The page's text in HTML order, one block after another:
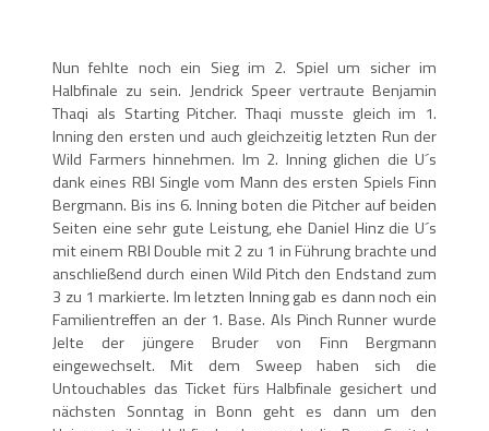
Nun fehlte noch ein Sieg im 2. Spiel um sicher im
Halbfinale zu sein. Jendrick Speer vertraute Benjamin
Thaqi als Starting Pitcher. Thaqi musste gleich im 1.
Inning den ersten und auch gleichzeitig letzten Run der
Wild Farmers hinnehmen. Im 2. Inning glichen die U´s
dank eines RBI Single vom Mann des ersten Spiels Finn
Bergmann. Bis ins 6. Inning boten die Pitcher auf beiden
Seiten eine sehr gute Leistung, ehe Daniel Hinz die U´s
mit einem RBI Double mit 2 zu 1 in Führung brachte und
anschließend durch einen Wild Pitch den Endstand zum
3 zu 1 markierte. Im letzten Inning gab es dann noch ein
Familientreffen an der 1. Base. Als Pinch Runner wurde
Jelte der jüngere Bruder von Finn Bergmann
eingewechselt. Mit dem Sweep haben sich die
Untouchables das Ticket fürs Halbfinale gesichert und
nächsten Sonntag in Bonn geht es dann um den